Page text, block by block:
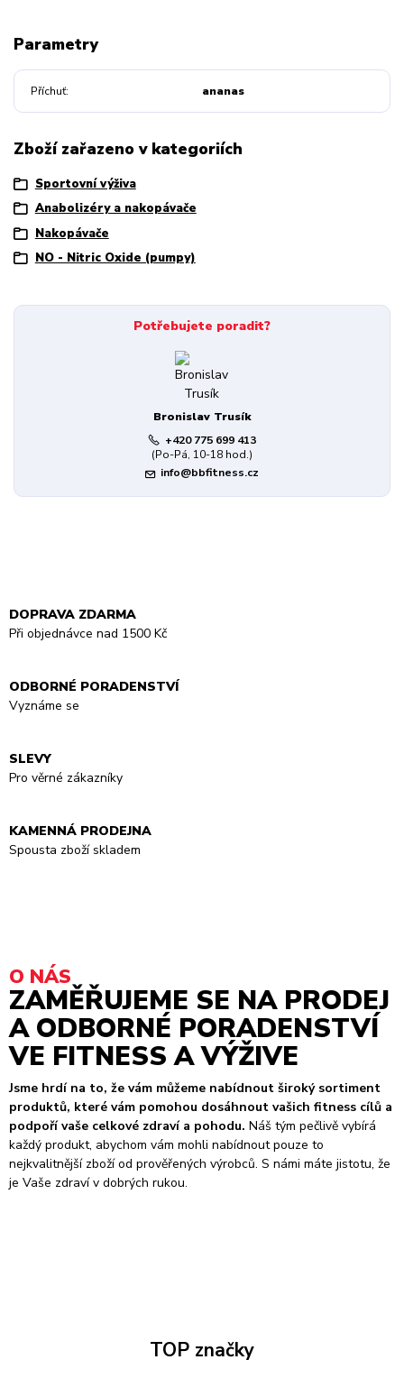
Parametry
Příchuť ananas
Zboží zařazeno v kategoriích
Sportovní výživa
Anabolizéry a nakopávače
Nakopávače
NO - Nitric Oxide (pumpy)
Potřebujete poradit?
Bronislav Trusík
+420 775 699 413
(Po-Pá, 10-18 hod.)
info@bbfitness.cz
DOPRAVA ZDARMA
Při objednávce nad 1500 Kč
ODBORNÉ PORADENSTVÍ
Vyznáme se
SLEVY
Pro věrné zákazníky
KAMENNÁ PRODEJNA
Spousta zboží skladem
O NÁS
ZAMĚŘUJEME SE NA PRODEJ
A ODBORNÉ PORADENSTVÍ
VE FITNESS A VÝŽIVE
Jsme hrdí na to, že vám můžeme nabídnout široký sortiment
produktů, které vám pomohou dosáhnout vašich fitness cílů a
podpoří vaše celkové zdraví a pohodu. Náš tým pečlivě vybírá
každý produkt, abychom vám mohli nabídnout pouze to
nejkvalitnější zboží od prověřených výrobců. S námi máte jistotu, že
je Vaše zdraví v dobrých rukou.
TOP značky